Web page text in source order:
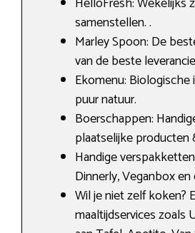
samenstellen. .
Marley Spoon: De
van de beste
Ekomenu: Biologische
puur natuur.
Boerschappen:
plaatselijke producten
Handige
Dinnerly, Veganbox en
Wil je niet zelf koken?
maaltijdservices zoals